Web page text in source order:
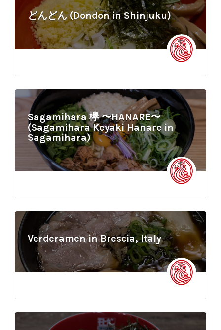
どんどん (Dondon in Shinjuku)
Sagamihara 欅 〜HANARE〜
(Sagamihara Keyaki Hanare in
Sagamihara)
Verderamen in Brescia, Italy